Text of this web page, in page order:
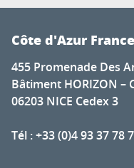
Côte d'Azur
455 Promenade Des
Bâtiment HORIZON –
06203 NICE Cedex 3
Tél : +33 (0)4 93 37 78